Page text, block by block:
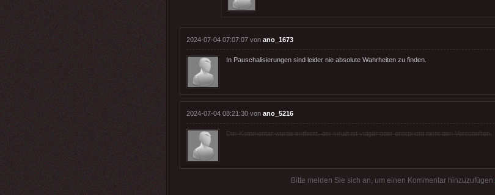
2024-07-04 07:07:07 von ano_1673
In Pauschalisierungen sind leider nie absolute Wahrheiten zu finden.
2024-07-04 08:21:30 von ano_5216
Der Kommentar wurde entfernt, der Inhalt ist vulgär oder entspricht nicht den Vorschriften.
Bitte melden Sie sich an, um einen Kommentar hinzuzufügen.